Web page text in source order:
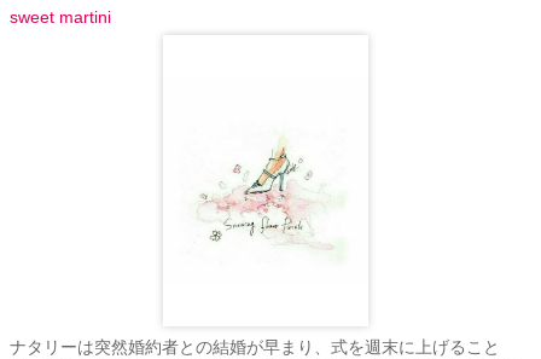
sweet martini
ナタリーは突然婚約者との結婚が早まり、式を週末に上げること